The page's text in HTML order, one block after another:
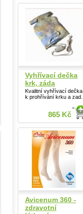
Vyhřívací dečka
krk, záda
Kvalitní vyhřívací dečka
k prohřívání krku a zad.
865 Kč
Avicenum 360 -
zdravotní